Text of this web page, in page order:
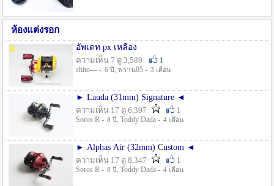
ห้องแต่งรอก
อัพเดท px เหลือง
ความเห็น 7 ดู 3,589
1
shito--- - 6 ปี , พราน05 - 3 เดือน
► Lauda (31mm) Signature ◄
ความเห็น 17 ดู 6,397
1
Soros R - 8 ปี , Toddy Dada - 4 เดือน
► Alphas Air (32mm) Custom ◄
ความเห็น 17 ดู 8,347
1
Soros R - 8 ปี , Toddy Dada - 4 เดือน